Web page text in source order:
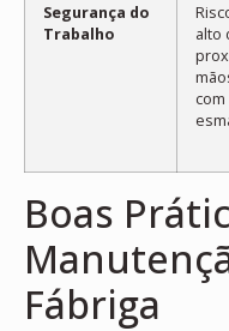
Segurança do
Trabalho
alto
Boas
Fábriga